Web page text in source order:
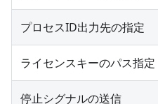
プロセスID出力先の指定
ライセンスキーのパス指定
停止シグナルの送信